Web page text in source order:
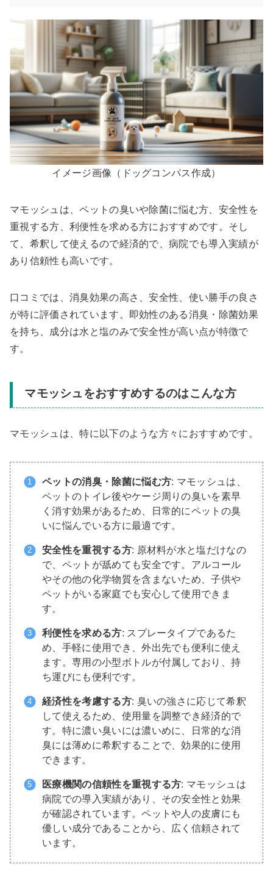
イメージ画像（ドッグコンパス作成）
マモッシュは、ペットの臭いや除菌に悩む方、安全性を
重視する方、利便性を求める方におすすめです。そし
て、希釈して使えるので経済的で、病院でも導入実績が
あり信頼性も高いです。
口コミでは、消臭効果の高さ、安全性、使い勝手の良さ
が特に評価されています。即効性のある消臭・除菌効果
を持ち、成分は水と塩のみで安全性が高い点が特徴で
す。
マモッシュをおすすめするのはこんな方
マモッシュは、特に以下のような方々におすすめです。
ペットの消臭・除菌に悩む方: マモッシュは、
ペットのトイレ後やケージ周りの臭いを素早
く消す効果があるため、日常的にペットの臭
いに悩んでいる方に最適です。
安全性を重視する方: 原材料が水と塩だけなの
で、ペットが舐めても安全です。アルコール
やその他の化学物質を含まないため、子供や
ペットがいる家庭でも安心して使用できま
す。
利便性を求める方: スプレータイプであるた
め、手軽に使用でき、外出先でも便利に使え
ます。専用の小型ボトルが付属しており、持
ち運びにも便利です。
経済性を考慮する方: 臭いの強さに応じて希釈
して使えるため、使用量を調整でき経済的で
す。特に濃い臭いには濃いめに、日常的な消
臭には薄めに希釈することで、効果的に使用
できます。
医療機関の信頼性を重視する方: マモッシュは
病院での導入実績があり、その安全性と効果
が確認されています。ペットや人の皮膚にも
優しい成分であることから、広く信頼されて
います。